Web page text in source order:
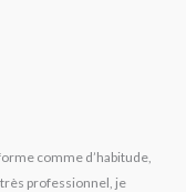
comme d’habitude,
professionnel, je